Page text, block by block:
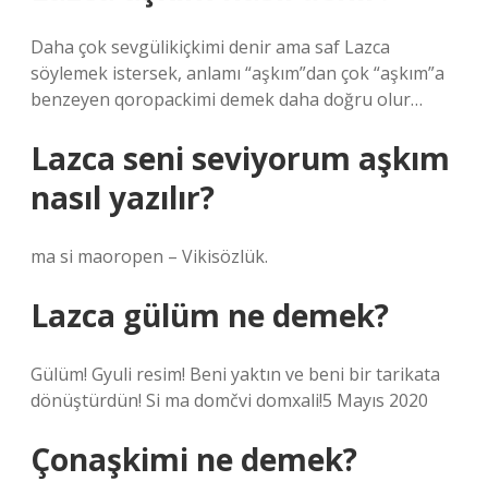
Daha çok sevgülikiçkimi denir ama saf Lazca
söylemek istersek, anlamı “aşkım”dan çok “aşkım”a
benzeyen qoropackimi demek daha doğru olur…
Lazca seni seviyorum aşkım
nasıl yazılır?
ma si maoropen – Vikisözlük.
Lazca gülüm ne demek?
Gülüm! Gyuli resim! Beni yaktın ve beni bir tarikata
dönüştürdün! Si ma domčvi domxali!5 Mayıs 2020
Çonaşkimi ne demek?